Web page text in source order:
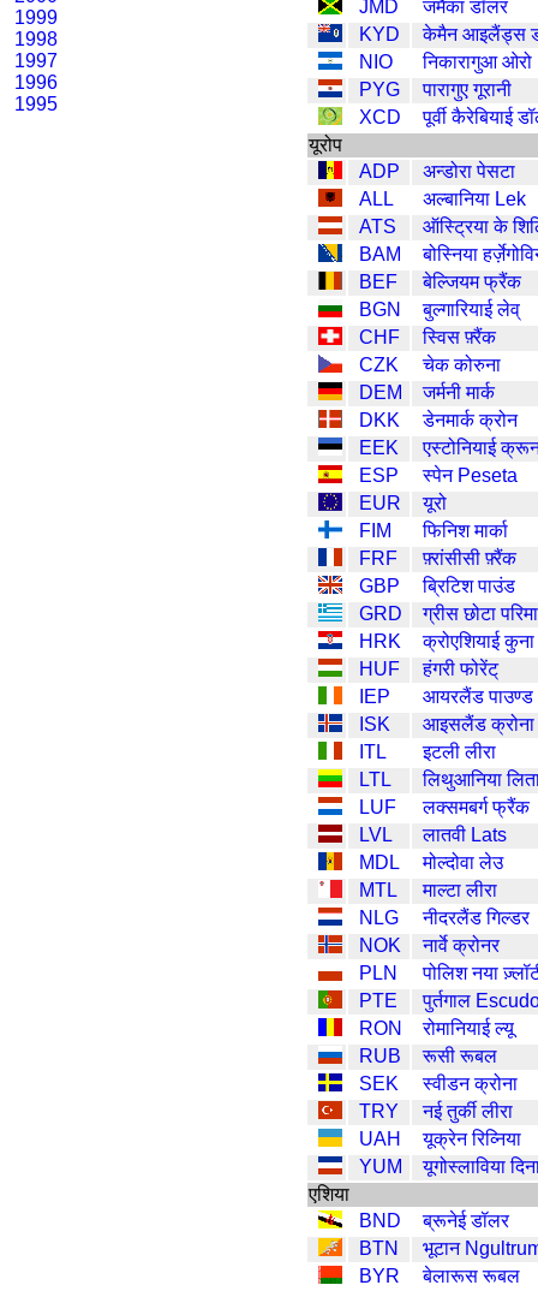
1999
1998
1997
1996
1995
JMD
जमैका डॉलर
KYD
केमैन आइलैंड्स
NIO
निकारागुआ ओरो
PYG
पारागुए गूरानी
XCD
पूर्वी कैरेबियाई
यूरोप
ADP
अन्डोरा पेसटा
ALL
अल्बानिया Lek
ATS
ऑस्ट्रिया के
BAM
बोस्निया
BEF
बेल्जियम फ्रैंक
BGN
बुल्गारियाई लेव्
CHF
स्विस फ़्रैंक
CZK
चेक कोरुना
DEM
जर्मनी मार्क
DKK
डेनमार्क क्रोन
EEK
एस्टोनियाई
ESP
स्पेन Peseta
EUR
यूरो
FIM
फिनिश मार्का
FRF
फ़्रांसीसी फ़्रैंक
GBP
ब्रिटिश पाउंड
GRD
ग्रीस छोटा
HRK
क्रोएशियाई कुना
HUF
हंगरी फोरेंट्
IEP
आयरलैंड पाउण्ड
ISK
आइसलैंड क्रोना
ITL
इटली लीरा
LTL
लिथुआनिया
LUF
लक्समबर्ग फ्रैंक
LVL
लातवी Lats
MDL
मोल्दोवा लेउ
MTL
माल्टा लीरा
NLG
नीदरलैंड गिल्डर
NOK
नार्वे क्रोनर
PLN
पोलिश नया
PTE
पुर्तगाल
RON
रोमानियाई ल्यू
RUB
रूसी रूबल
SEK
स्वीडन क्रोना
TRY
नई तुर्की लीरा
UAH
यूक्रेन रिव्निया
YUM
यूगोस्लाविया
एशिया
BND
ब्रूनेई डॉलर
BTN
भूटान
BYR
बेलारूस रूबल